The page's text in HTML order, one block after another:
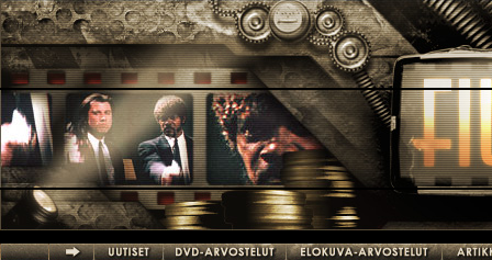
Hyppää pääsisältöön